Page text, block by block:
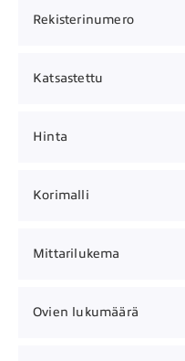
Rekisterinumero
Katsastettu
Hinta
Korimalli
Mittarilukema
Ovien lukumäärä